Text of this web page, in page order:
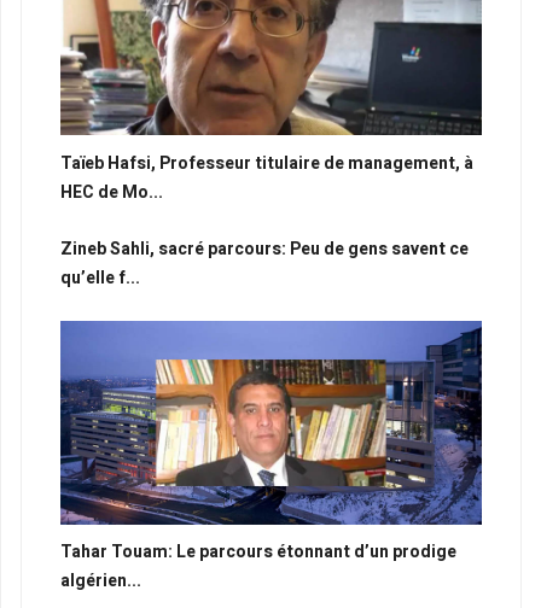
Taïeb Hafsi, Professeur titulaire de management, à
HEC de Mo...
Zineb Sahli, sacré parcours: Peu de gens savent ce
qu’elle f...
Tahar Touam: Le parcours étonnant d’un prodige
algérien...